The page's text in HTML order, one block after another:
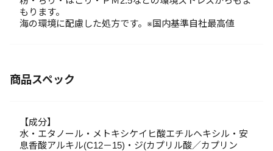
もります。
海の環境に配慮した処方です。※国内基準自社最高値
商品スペック
【成分】
水・エタノール・メトキシケイヒ酸エチルヘキシル・安
息香酸アルキル(C12－15)・ジ(カプリル酸／カプリン